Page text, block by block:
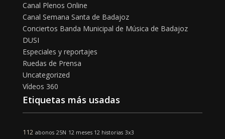
Canal Plenos Online
Canal Semana Santa de Badajoz
Conciertos Banda Municipal de Música de Badajoz
DUSI
Especiales y reportajes
Ruedas de Prensa
Uncategorized
Vídeos 360
Etiquetas más usadas
112 abonos 25N 12 meses 12 historias 3x3